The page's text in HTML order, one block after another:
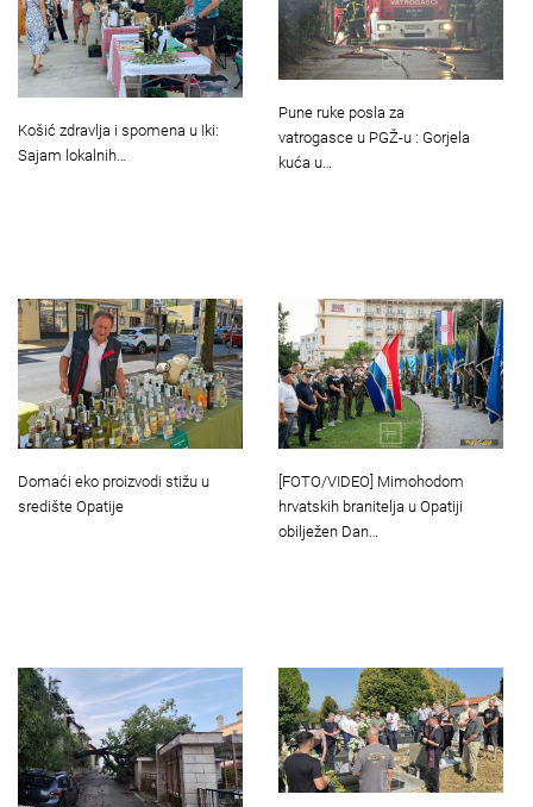
Košić zdravlja i spomena u Iki:
Sajam lokalnih…
Pune ruke posla za
vatrogasce u PGŽ-u : Gorjela
kuća u…
Domaći eko proizvodi stižu u
središte Opatije
[FOTO/VIDEO] Mimohodom
hrvatskih branitelja u Opatiji
obilježen Dan…